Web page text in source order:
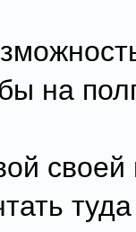
на
своей
туда